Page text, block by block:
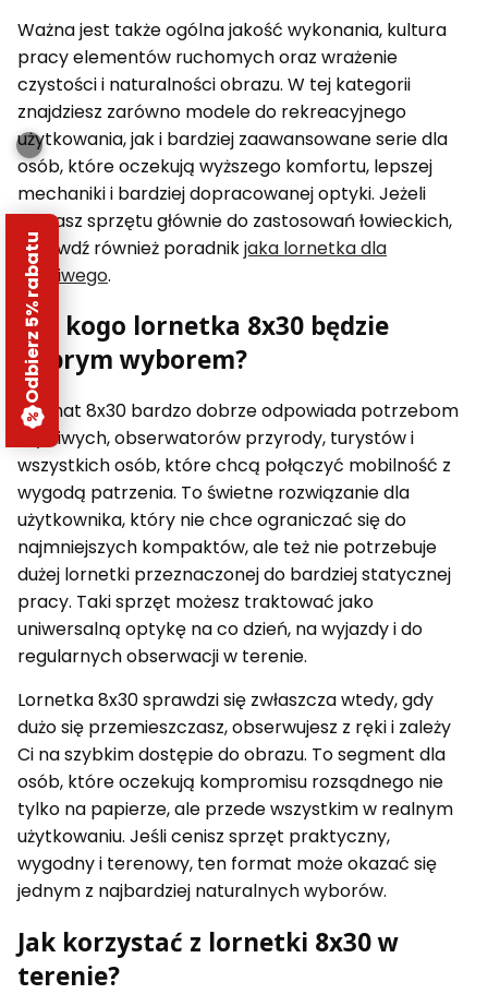
Ważna jest także ogólna jakość wykonania, kultura
pracy elementów ruchomych oraz wrażenie
czystości i naturalności obrazu. W tej kategorii
znajdziesz zarówno modele do rekreacyjnego
użytkowania, jak i bardziej zaawansowane serie dla
osób, które oczekują wyższego komfortu, lepszej
mechaniki i bardziej dopracowanej optyki. Jeżeli
szukasz sprzętu głównie do zastosowań łowieckich,
sprawdź również poradnikjaka lornetka dla
myśliwego.
Dla kogo lornetka 8x30 będzie
dobrym wyborem?
Format 8x30 bardzo dobrze odpowiada potrzebom
myśliwych, obserwatorów przyrody, turystów i
wszystkich osób, które chcą połączyć mobilność z
wygodą patrzenia. To świetne rozwiązanie dla
użytkownika, który nie chce ograniczać się do
najmniejszych kompaktów, ale też nie potrzebuje
dużej lornetki przeznaczonej do bardziej statycznej
pracy. Taki sprzęt możesz traktować jako
uniwersalną optykę na co dzień, na wyjazdy i do
regularnych obserwacji w terenie.
Lornetka 8x30 sprawdzi się zwłaszcza wtedy, gdy
dużo się przemieszczasz, obserwujesz z ręki i zależy
Ci na szybkim dostępie do obrazu. To segment dla
osób, które oczekują kompromisu rozsądnego nie
tylko na papierze, ale przede wszystkim w realnym
użytkowaniu. Jeśli cenisz sprzęt praktyczny,
wygodny i terenowy, ten format może okazać się
jednym z najbardziej naturalnych wyborów.
Jak korzystać z lornetki 8x30 w
terenie?
Odbierz 5% rabatu